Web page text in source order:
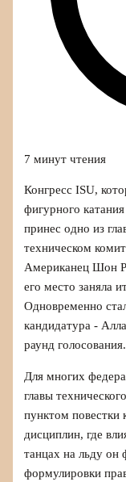
7 минут чтения
Конгресс ISU,
фигурного
принес одно из
техническом
Американец Шон
его место заняла
Одновременно
кандидатура -
раунд голосования.
Для многих
главы
пунктом повестки
дисциплин, где
танцах на льду он
формулировки